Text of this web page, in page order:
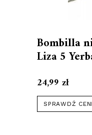
Bombilla
Liza 5
24,99zł
SPRAWDŹ